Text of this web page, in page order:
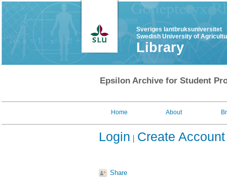
Sveriges lantbruksuniversitet
Swedish University of
Library
Epsilon Archive for Student
Home About
Login Create Account
Share